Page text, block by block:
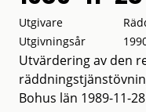
Utgivare
Utgivningsår
Utvärdering av den
Bohus län 1989-11-